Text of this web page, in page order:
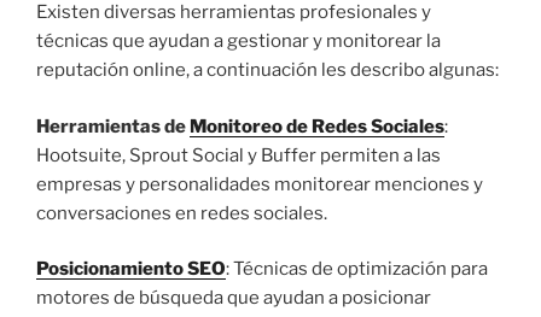
Existen diversas herramientas profesionales y
técnicas que ayudan a gestionar y monitorear la
reputación online, a continuación les describo algunas:
Herramientas de Monitoreo de Redes Sociales:
Hootsuite, Sprout Social y Buffer permiten a las
empresas y personalidades monitorear menciones y
conversaciones en redes sociales.
Posicionamiento SEO: Técnicas de optimización para
motores de búsqueda que ayudan a posicionar